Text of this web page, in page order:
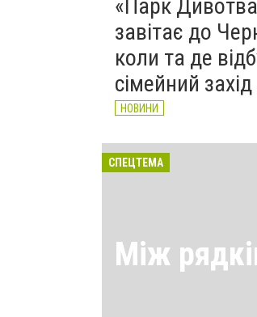
«Парк
завітає до
коли та де
сімейний захід
НОВИНИ
СПЕЦТЕМА
Між